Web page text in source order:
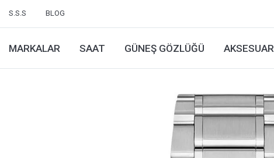
S.S.S BLOG
MARKALAR SAAT GÜNEŞ GÖZLÜĞÜ AKSESUAR